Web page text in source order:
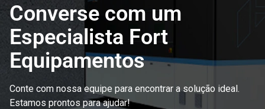
Converse com um
Especialista Fort
Equipamentos
Conte com nossa equipe para encontrar a solução ideal.
Estamos prontos para ajudar!